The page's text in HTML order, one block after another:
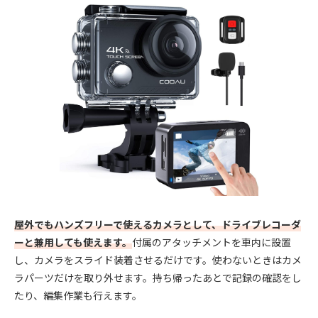
屋外でもハンズフリーで使えるカメラとして、ドライブレコーダ
ーと兼用しても使えます。付属のアタッチメントを車内に設置
し、カメラをスライド装着させるだけです。使わないときはカメ
ラパーツだけを取り外せます。持ち帰ったあとで記録の確認をし
たり、編集作業も行えます。